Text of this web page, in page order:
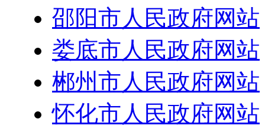
邵阳市人民政府网站
娄底市人民政府网站
郴州市人民政府网站
怀化市人民政府网站